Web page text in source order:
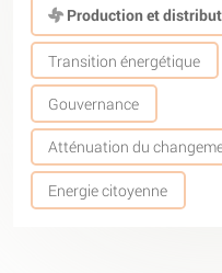
Production et
Transition énergétique
Gouvernance
Atténuation du
Energie citoyenne